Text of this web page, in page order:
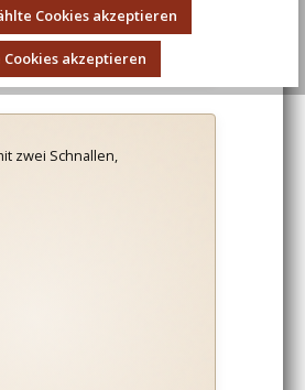
Cookies akzeptieren
Cookies akzeptieren